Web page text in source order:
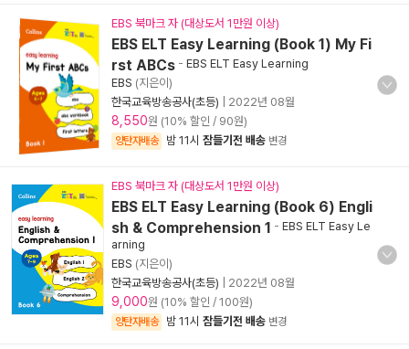
EBS 북마크 자 (대상도서 1만원 이상)
EBS ELT Easy Learning (Book 1) My Fi
rst ABCs - EBS ELT Easy Learning
EBS (지은이)
한국교육방송공사(초등)
2022년 08월
8,550원 (10% 할인 / 90원)
양탄자배송 밤 11시 잠들기전 배송 변경
EBS 북마크 자 (대상도서 1만원 이상)
EBS ELT Easy Learning (Book 6) Engli
sh & Comprehension 1 - EBS ELT Easy Le
arning
EBS (지은이)
한국교육방송공사(초등)
2022년 08월
9,000원 (10% 할인 / 100원)
양탄자배송 밤 11시 잠들기전 배송 변경